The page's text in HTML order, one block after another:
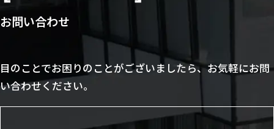
お問い合わせ
目のことでお困りのことがございましたら、お気軽にお問
い合わせください。